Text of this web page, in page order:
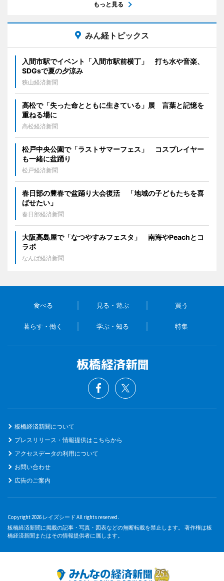
もっと見る
みん経トピックス
入間市駅でイベント「入間市駅前横丁」 打ち水や音楽、
SDGsで夏の夕涼み
狭山経済新聞
高松で「失った命とともに生きている」展 言葉と記憶を
重ねる場に
高松経済新聞
松戸中央公園で「ラストサマーフェス」 コスプレイヤー
も一緒に盆踊り
松戸経済新聞
春日部の豊春で盆踊り大会復活 「地域の子どもたちを喜
ばせたい」
春日部経済新聞
大阪高島屋で「なつやすみフェスタ」 南海やPeachとコ
ラボ
なんば経済新聞
食べる 見る・遊ぶ 買う
暮らす・働く 学ぶ・知る 特集
板橋経済新聞について
プレスリリース・情報提供はこちらから
アクセスデータの利用について
お問い合わせ
広告のご案内
Copyright 2026 レイズシード All rights reserved.
板橋経済新聞に掲載の記事・写真・図表などの無断転載を禁止します。 著作権は板
橋経済新聞またはその情報提供者に属します。